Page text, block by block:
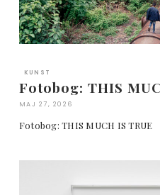
KUNST
Fotobog: THIS
MAJ 27, 2026
Fotobog: THIS